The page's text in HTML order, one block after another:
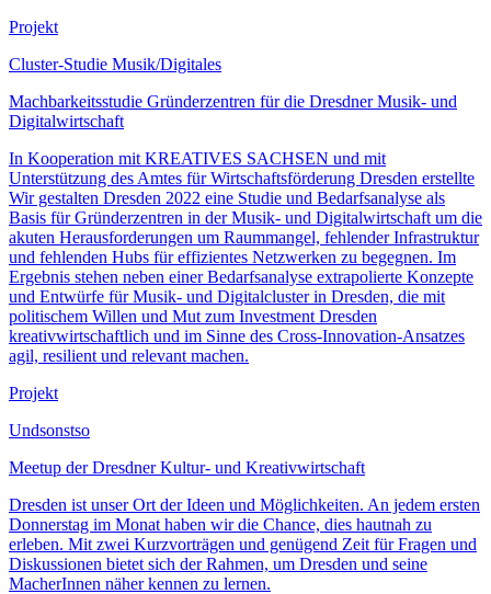
Projekt
Cluster-Studie Musik/Digitales
Machbarkeitsstudie Gründerzentren für die Dresdner Musik- und
Digitalwirtschaft
In Kooperation mit KREATIVES SACHSEN und mit
Unterstützung des Amtes für Wirtschaftsförderung Dresden erstellte
Wir gestalten Dresden 2022 eine Studie und Bedarfsanalyse als
Basis für Gründerzentren in der Musik- und Digitalwirtschaft um die
akuten Herausforderungen um Raummangel, fehlender Infrastruktur
und fehlenden Hubs für effizientes Netzwerken zu begegnen. Im
Ergebnis stehen neben einer Bedarfsanalyse extrapolierte Konzepte
und Entwürfe für Musik- und Digitalcluster in Dresden, die mit
politischem Willen und Mut zum Investment Dresden
kreativwirtschaftlich und im Sinne des Cross-Innovation-Ansatzes
agil, resilient und relevant machen.
Projekt
Undsonstso
Meetup der Dresdner Kultur- und Kreativwirtschaft
Dresden ist unser Ort der Ideen und Möglichkeiten. An jedem ersten
Donnerstag im Monat haben wir die Chance, dies hautnah zu
erleben. Mit zwei Kurzvorträgen und genügend Zeit für Fragen und
Diskussionen bietet sich der Rahmen, um Dresden und seine
MacherInnen näher kennen zu lernen.